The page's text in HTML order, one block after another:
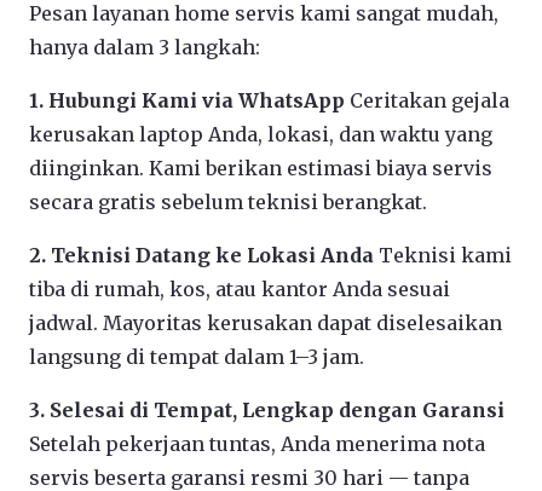
Pesan layanan home servis kami sangat mudah,
hanya dalam 3 langkah:
1. Hubungi Kami via WhatsApp Ceritakan gejala
kerusakan laptop Anda, lokasi, dan waktu yang
diinginkan. Kami berikan estimasi biaya servis
secara gratis sebelum teknisi berangkat.
2. Teknisi Datang ke Lokasi Anda Teknisi kami
tiba di rumah, kos, atau kantor Anda sesuai
jadwal. Mayoritas kerusakan dapat diselesaikan
langsung di tempat dalam 1–3 jam.
3. Selesai di Tempat, Lengkap dengan Garansi
Setelah pekerjaan tuntas, Anda menerima nota
servis beserta garansi resmi 30 hari — tanpa